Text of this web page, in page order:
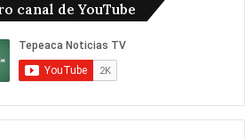
canal de YouTube